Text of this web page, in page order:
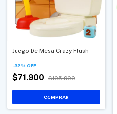
Juego De Mesa Crazy Flush
-32% OFF
$71.900 $105.900